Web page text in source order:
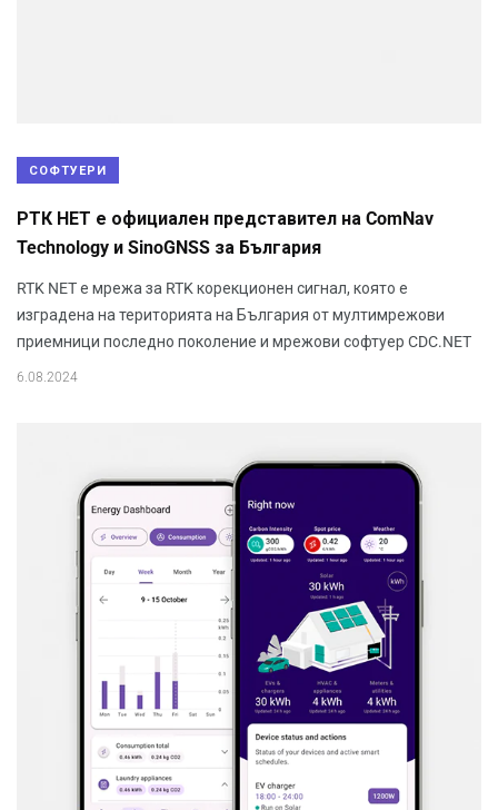
СОФТУЕРИ
РТК НЕТ е официален представител на ComNav
Technology и SinoGNSS за България
RTK NET е мрежа за RTK корекционен сигнал, която е
изградена на територията на България от мултимрежови
приемници последно поколение и мрежови софтуер CDC.NET
6.08.2024